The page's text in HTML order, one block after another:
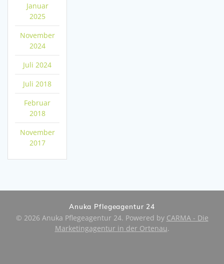
Januar
2025
November
2024
Juli 2024
Juli 2018
Februar
2018
November
2017
Anuka Pflegeagentur 24
© 2026 Anuka Pflegeagentur 24. Powered by CARMA - Die
Marketingagentur in der Ortenau.